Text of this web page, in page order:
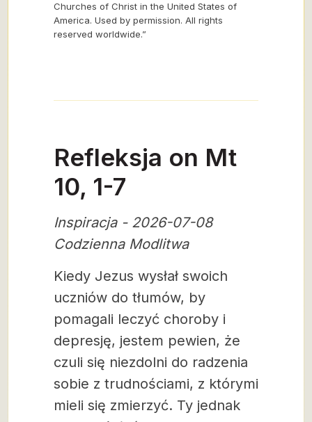
Churches of Christ in the United States of
America. Used by permission. All rights
reserved worldwide.”
Refleksja on Mt
10, 1-7
Inspiracja - 2026-07-08
Codzienna Modlitwa
Kiedy Jezus wysłał swoich
uczniów do tłumów, by
pomagali leczyć choroby i
depresję, jestem pewien, że
czuli się niezdolni do radzenia
sobie z trudnościami, z którymi
mieli się zmierzyć. Ty jednak